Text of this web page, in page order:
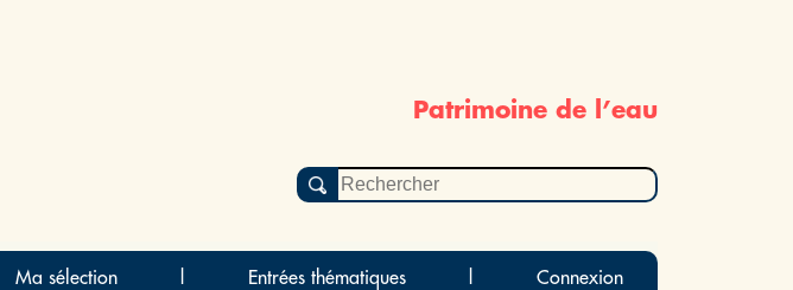
Patrimoine de l’eau
Ma sélection Entrées thématiques Connexion